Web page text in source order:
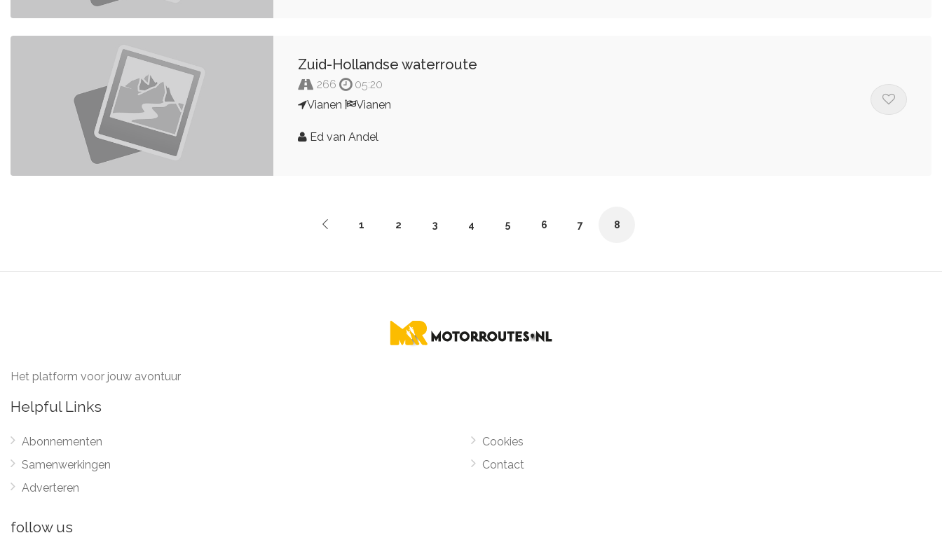
Zuid-Hollandse waterroute
266
05:20
Vianen
Vianen
Ed van Andel
1 2 3 4 5 6 7 8
Het platform voor jouw avontuur
Helpful Links
Abonnementen
Samenwerkingen
Adverteren
Cookies
Contact
follow us